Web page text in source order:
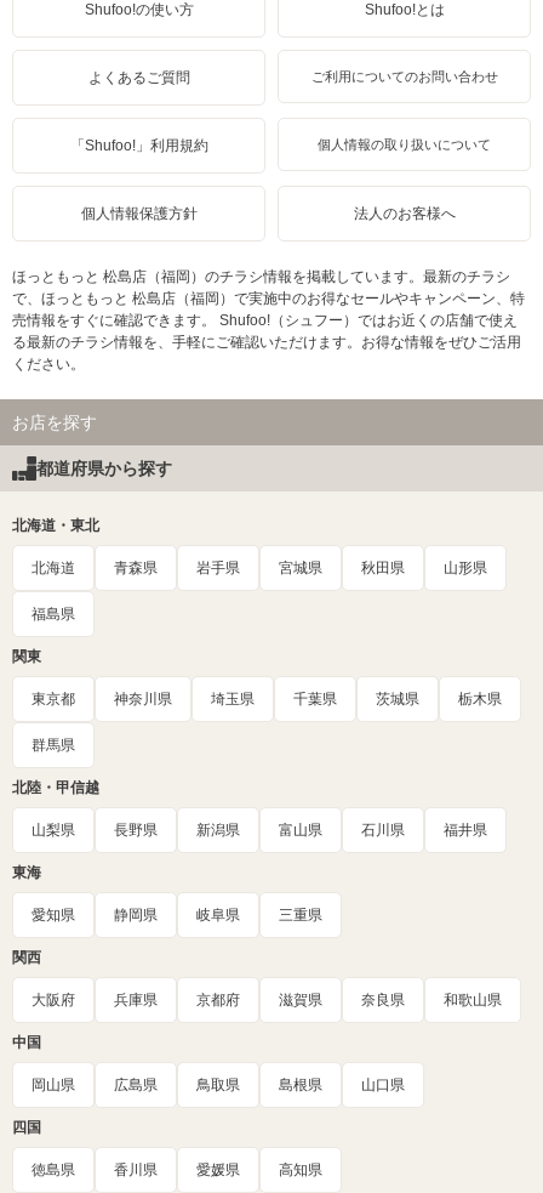
Shufoo!の使い方 Shufoo!とは
よくあるご質問 ご利用についてのお問い合わせ
「Shufoo!」利用規約 個人情報の取り扱いについて
個人情報保護方針 法人のお客様へ
ほっともっと 松島店（福岡）のチラシ情報を掲載しています。最新のチラシ
で、ほっともっと 松島店（福岡）で実施中のお得なセールやキャンペーン、特
売情報をすぐに確認できます。 Shufoo!（シュフー）ではお近くの店舗で使え
る最新のチラシ情報を、手軽にご確認いただけます。お得な情報をぜひご活用
ください。
お店を探す
都道府県から探す
北海道・東北
北海道 青森県 岩手県 宮城県 秋田県 山形県
福島県
関東
東京都 神奈川県 埼玉県 千葉県 茨城県 栃木県
群馬県
北陸・甲信越
山梨県 長野県 新潟県 富山県 石川県 福井県
東海
愛知県 静岡県 岐阜県 三重県
関西
大阪府 兵庫県 京都府 滋賀県 奈良県 和歌山県
中国
岡山県 広島県 鳥取県 島根県 山口県
四国
徳島県 香川県 愛媛県 高知県